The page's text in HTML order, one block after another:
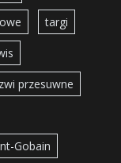
targi
przesuwne
Gobain